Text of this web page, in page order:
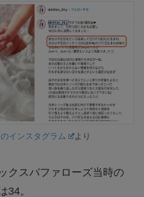
インスタグラム より
クスバファローズ当時の
34。